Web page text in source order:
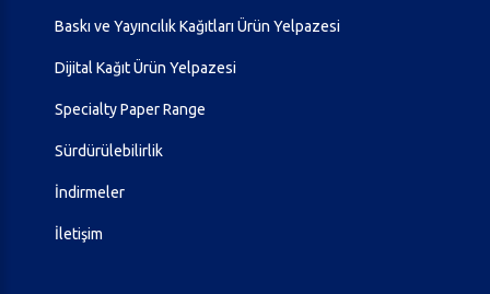
Baskı ve Yayıncılık Kağıtları Ürün Yelpazesi
Dijital Kağıt Ürün Yelpazesi
Specialty Paper Range
Sürdürülebilirlik
İndirmeler
İletişim